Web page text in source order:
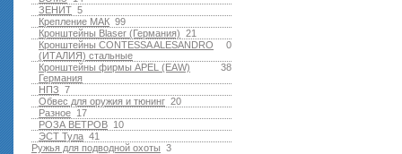
5
ЗЕНИТ
99
Крепление МАК
21
Кронштейны Blaser (Германия)
0
Кронштейны CONTESSA ALESANDRO
(ИТАЛИЯ) стальные
38
Кронштейны фирмы APEL (EAW)
Германия
7
НПЗ
20
Обвес для оружия и тюнинг
17
Разное
10
РОЗА ВЕТРОВ
41
ЭСТ Тула
3
Ружья для подводной оxоты